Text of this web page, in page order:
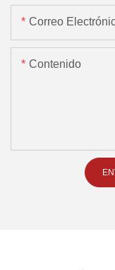
Correo
Contenido